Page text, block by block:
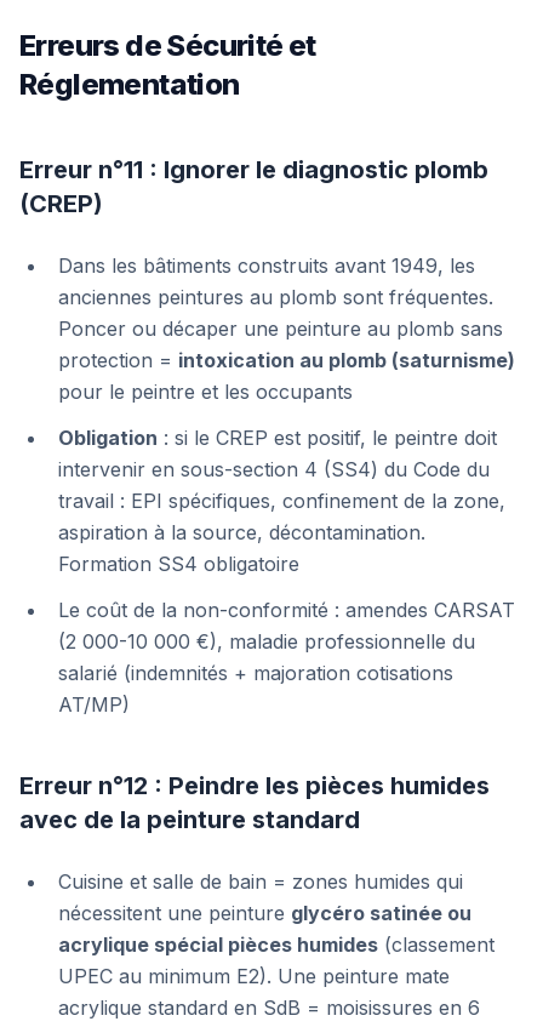
Erreurs de Sécurité et
Réglementation
Erreur n°11 : Ignorer le diagnostic plomb
(CREP)
Dans les bâtiments construits avant 1949, les
anciennes peintures au plomb sont fréquentes.
Poncer ou décaper une peinture au plomb sans
protection = intoxication au plomb (saturnisme)
pour le peintre et les occupants
Obligation : si le CREP est positif, le peintre doit
intervenir en sous-section 4 (SS4) du Code du
travail : EPI spécifiques, confinement de la zone,
aspiration à la source, décontamination.
Formation SS4 obligatoire
Le coût de la non-conformité : amendes CARSAT
(2 000-10 000 €), maladie professionnelle du
salarié (indemnités + majoration cotisations
AT/MP)
Erreur n°12 : Peindre les pièces humides
avec de la peinture standard
Cuisine et salle de bain = zones humides qui
nécessitent une peinture glycéro satinée ou
acrylique spécial pièces humides (classement
UPEC au minimum E2). Une peinture mate
acrylique standard en SdB = moisissures en 6